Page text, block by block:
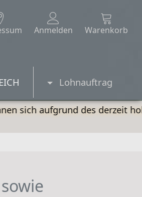
Anmelden Warenkorb
Lohnauftrag
des derzeit hohen